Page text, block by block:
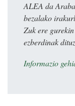
ALEA da
bezalako
Zuk ere
ezberdinak
Informazio